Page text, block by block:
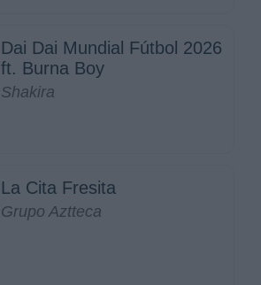
Dai Dai Mundial Fútbol 2026
ft. Burna Boy
Shakira
La Cita Fresita
Grupo Aztteca